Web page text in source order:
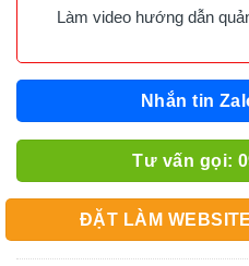
Làm video hướng dẫn
Nhắn tin
Tư vấn gọi:
ĐẶT LÀM